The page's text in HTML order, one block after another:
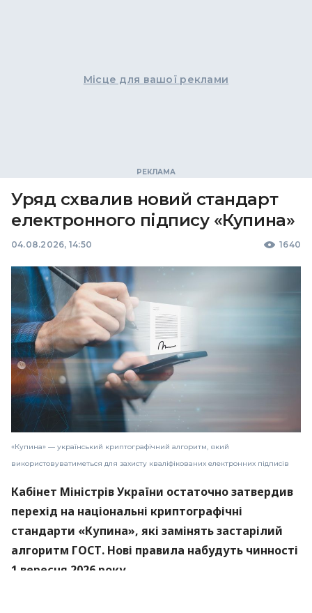
Місце для вашої реклами
Уряд схвалив новий стандарт
електронного підпису «Купина»
04.08.2026, 14:50 1640
«Купина» — український криптографічний алгоритм, який
використовуватиметься для захисту кваліфікованих електронних підписів
Кабінет Міністрів України остаточно затвердив
перехід на національні криптографічні
стандарти «Купина», які замінять застарілий
алгоритм ГОСТ. Нові правила набудуть чинності
1 вересня 2026 року.